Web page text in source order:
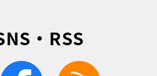
・RSS
facebook